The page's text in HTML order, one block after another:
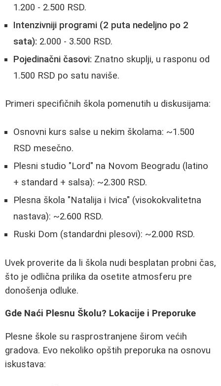
1.200 - 2.500 RSD.
Intenzivniji programi (2 puta nedeljno po 2
sata): 2.000 - 3.500 RSD.
Pojedinačni časovi: Znatno skuplji, u rasponu od
1.500 RSD po satu naviše.
Primeri specifičnih škola pomenutih u diskusijama:
Osnovni kurs salse u nekim školama: ~1.500
RSD mesečno.
Plesni studio "Lord" na Novom Beogradu (latino
+ standard + salsa): ~2.300 RSD.
Plesna škola "Natalija i Ivica" (visokokvalitetna
nastava): ~2.600 RSD.
Ruski Dom (standardni plesovi): ~2.000 RSD.
Uvek proverite da li škola nudi besplatan probni čas,
što je odlična prilika da osetite atmosferu pre
donošenja odluke.
Gde Naći Plesnu Školu? Lokacije i Preporuke
Plesne škole su rasprostranjene širom većih
gradova. Evo nekoliko opštih preporuka na osnovu
iskustava: